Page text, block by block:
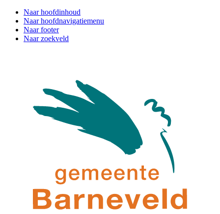
Naar hoofdinhoud
Naar hoofdnavigatiemenu
Naar footer
Naar zoekveld